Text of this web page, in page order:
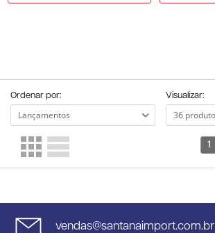
Ordenar por: Visualizar:
1
vendas@santanaimport.com.br